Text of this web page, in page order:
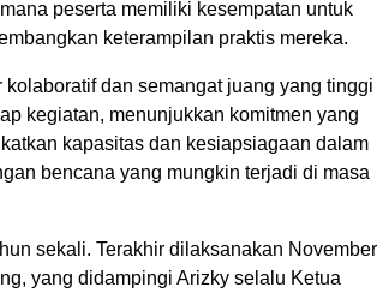
peserta memiliki kesempatan untuk
keterampilan praktis mereka.
kolaboratif dan semangat juang yang tinggi
kegiatan, menunjukkan komitmen yang
kapasitas dan kesiapsiagaan dalam
bencana yang mungkin terjadi di masa
sekali. Terakhir dilaksanakan November
yang didampingi Arizky selalu Ketua